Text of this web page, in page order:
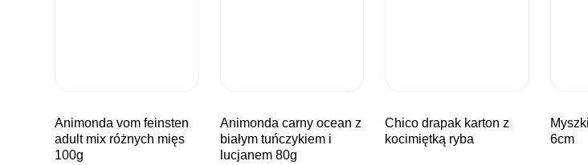
animonda vom feinsten
adult mix różnych mięs
100g
animonda carny ocean z
białym tuńczykiem i
lucjanem 80g
chico drapak karton z
kocimiętką ryba
myszki piszczące 6szt.
6cm